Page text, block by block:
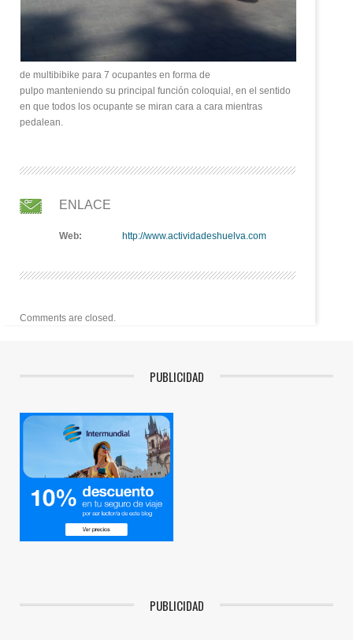
de multibibike para 7 ocupantes en forma de
pulpo manteniendo su principal función coloquial, en el sentido
en que todos los ocupante se miran cara a cara mientras
pedalean.
ENLACE
Web: http://www.actividadeshuelva.com
Comments are closed.
PUBLICIDAD
PUBLICIDAD